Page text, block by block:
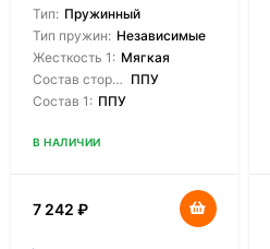
Тип: Пружинный
Тип пружин: Независимые
Жесткость 1: Мягкая
Состав сторон: ППУ
Состав 1: ППУ
В НАЛИЧИИ
7 242 ₽